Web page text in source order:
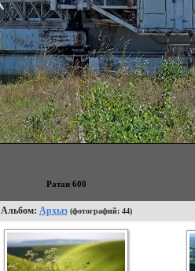
Ратан 600
Альбом: Архыз (фотографий: 44)